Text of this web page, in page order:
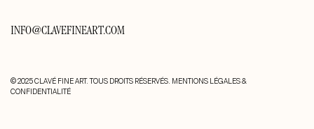
INFO@CLAVEFINEART.COM
© 2025 CLAVÉ FINE ART. TOUS DROITS RÉSERVÉS. MENTIONS LÉGALES &
CONFIDENTIALITÉ